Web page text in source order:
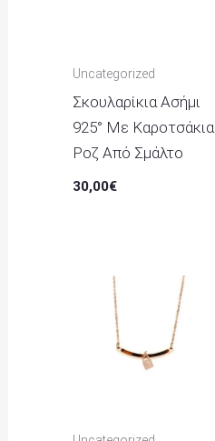
Uncategorized
Σκουλαρίκια Ασήμι
925° Με Καροτσάκια
Ροζ Από Σμάλτο
30,00€